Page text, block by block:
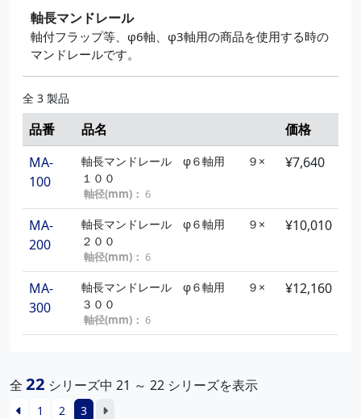
軸長マンドレール
軸付フラップ等、φ6軸、φ3軸用の商品を使用する時の
マンドレールです。
全 3 製品
品番 品名
価格
MA-
100
軸長マンドレール φ６軸用 ９×
１００
軸径(mm)： 6
¥7,640
MA-
200
軸長マンドレール φ６軸用 ９×
２００
軸径(mm)： 6
¥10,010
MA-
300
軸長マンドレール φ６軸用 ９×
３００
軸径(mm)： 6
¥12,160
全 22 シリーズ中 21 ～ 22 シリーズを表示
1 2 3